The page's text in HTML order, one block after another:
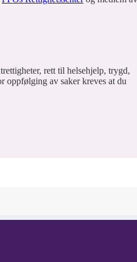
rett til helsehjelp, trygd,
oppfølging av saker kreves at du